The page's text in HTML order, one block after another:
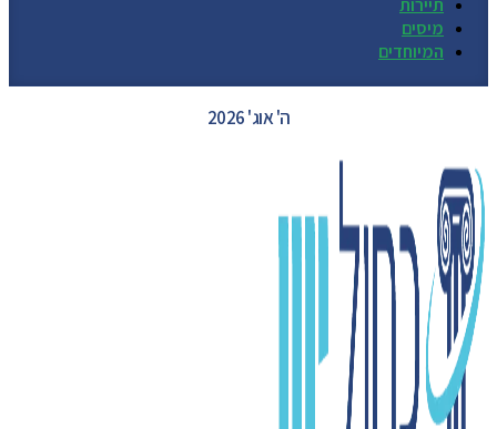
מיסים
המיוחדים
ה' אוג' 2026